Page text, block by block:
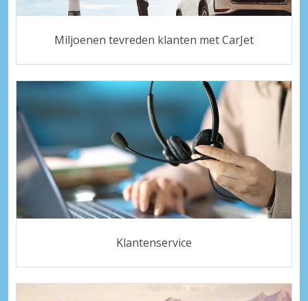
Miljoenen tevreden klanten met CarJet
Klantenservice